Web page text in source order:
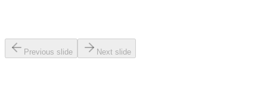
Previous slide Next slide